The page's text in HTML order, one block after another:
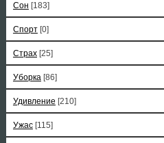
Сон [183]
Спорт [0]
Страх [25]
Уборка [86]
Удивление [210]
Ужас [115]